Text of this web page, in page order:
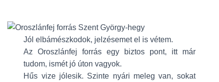
Jól elbámészkodok, jelzésemet el is vétem.
Az Oroszlánfej forrás egy biztos pont, itt már
tudom, ismét jó úton vagyok.
Hűs vize jólesik. Szinte nyári meleg van, sokat